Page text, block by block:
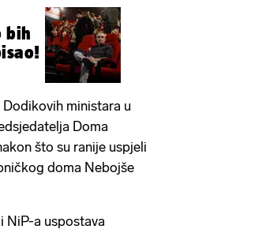
bih
ministara u
Doma
što su ranije uspjeli
doma Nebojše
NiP-a uspostava